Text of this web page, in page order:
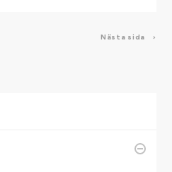
Nästa sida ›